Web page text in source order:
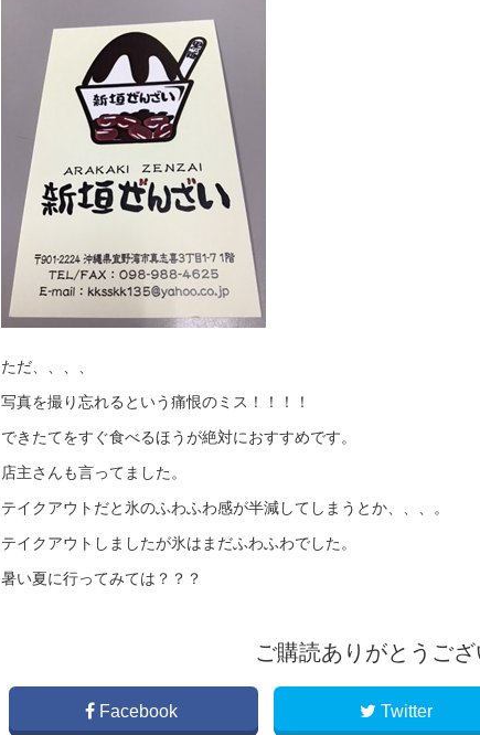
ただ、、、、
写真を撮り忘れるという痛恨のミス！！！！
できたてをすぐ食べるほうが絶対におすすめです。
店主さんも言ってました。
テイクアウトだと氷のふわふわ感が半減してしまうとか、、、。
テイクアウトしましたが氷はまだふわふわでした。
暑い夏に行ってみては？？？
ご購読ありがとうご
Facebook Twitter